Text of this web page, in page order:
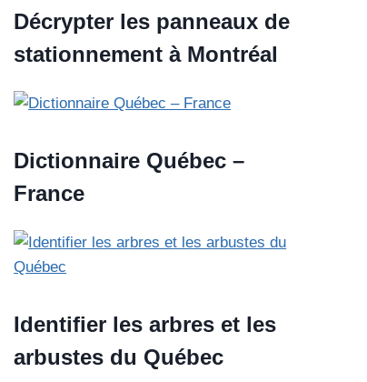
Décrypter les panneaux de
stationnement à Montréal
Dictionnaire Québec –
France
Identifier les arbres et les
arbustes du Québec